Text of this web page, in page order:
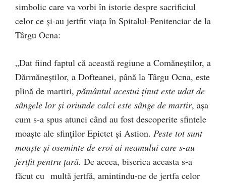
simbolic care va vorbi în istorie despre sacrificiul
celor ce și-au jertfit viața în Spitalul-Penitenciar de la
Târgu Ocna:
„Dat fiind faptul că această regiune a Comăneștilor, a
Dărmăneștilor, a Dofteanei, până la Târgu Ocna, este
plină de martiri, pământul acestui ținut este udat de
sângele lor și oriunde calci este sânge de martir, așa
cum s-a spus atunci când au fost descoperite sfintele
moaște ale sfinților Epictet și Astion. Peste tot sunt
moaște și oseminte de eroi ai neamului care s-au
jertfit pentru țară. De aceea, biserica aceasta s-a
făcut cu multă jertfă, amintindu-ne de jertfa celor